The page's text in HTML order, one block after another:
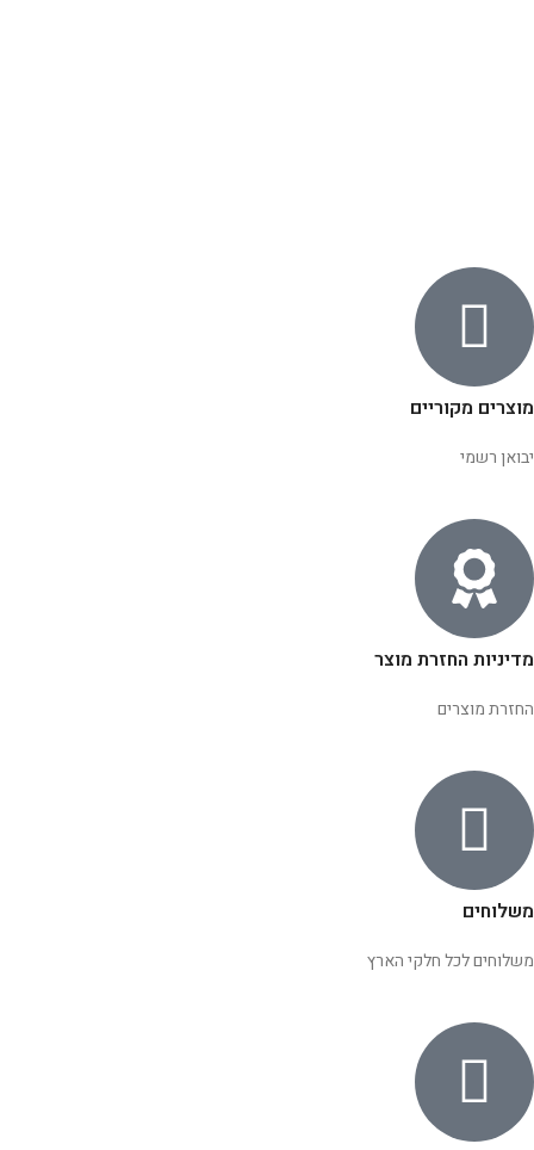
מוצרים מקוריים
יבואן רשמי
מדיניות החזרת מוצר
החזרת מוצרים
משלוחים
משלוחים לכל חלקי הארץ